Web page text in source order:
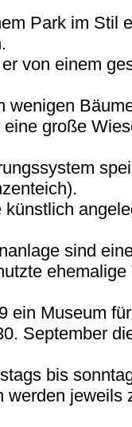
Park im Stil
von einem
wenigen
große
sind
ehemalige
ein Museum
September
bis
werden jeweils